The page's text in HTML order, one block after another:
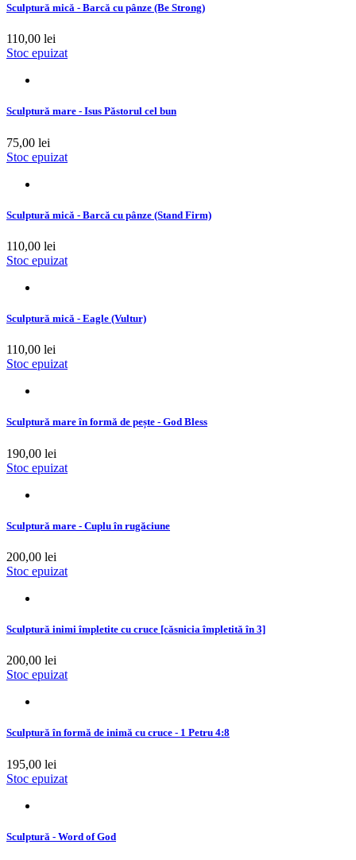
Sculptură mică - Barcă cu pânze (Be Strong)
110,00 lei
Stoc epuizat
Sculptură mare - Isus Păstorul cel bun
75,00 lei
Stoc epuizat
Sculptură mică - Barcă cu pânze (Stand Firm)
110,00 lei
Stoc epuizat
Sculptură mică - Eagle (Vultur)
110,00 lei
Stoc epuizat
Sculptură mare în formă de pește - God Bless
190,00 lei
Stoc epuizat
Sculptură mare - Cuplu în rugăciune
200,00 lei
Stoc epuizat
Sculptură inimi împletite cu cruce [căsnicia împletită în 3]
200,00 lei
Stoc epuizat
Sculptură în formă de inimă cu cruce - 1 Petru 4:8
195,00 lei
Stoc epuizat
Sculptură - Word of God